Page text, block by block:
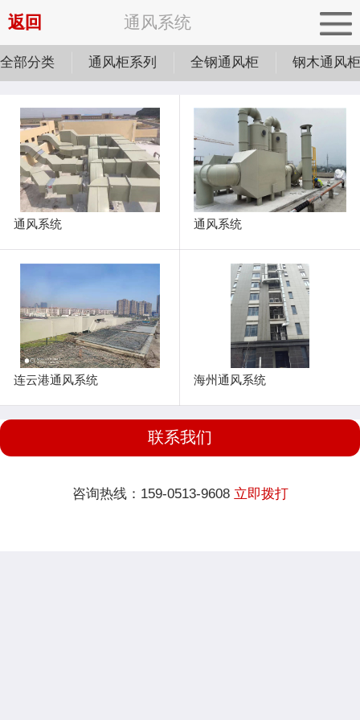
返回 通风系统
全部分类 通风柜系列 全钢通风柜 钢木通风柜
通风系统 通风系统
连云港通风系统 海州通风系统
联系我们
咨询热线：159-0513-9608 立即拨打